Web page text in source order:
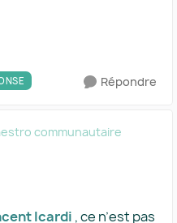
Répondre
communautaire
Icardi , ce n’est pas